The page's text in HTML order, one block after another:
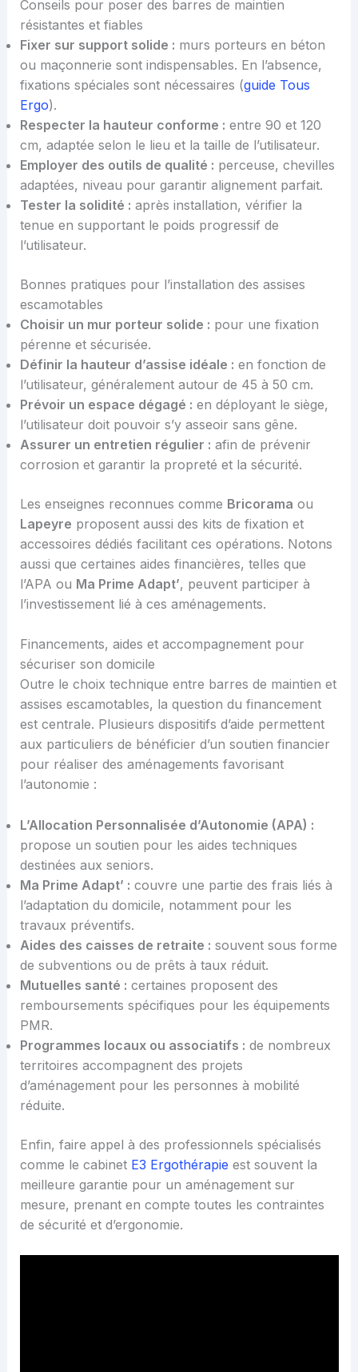
Conseils pour poser des barres de maintien
résistantes et fiables
Fixer sur support solide : murs porteurs en béton
ou maçonnerie sont indispensables. En l’absence,
fixations spéciales sont nécessaires (guide Tous
Ergo).
Respecter la hauteur conforme : entre 90 et 120
cm, adaptée selon le lieu et la taille de l’utilisateur.
Employer des outils de qualité : perceuse, chevilles
adaptées, niveau pour garantir alignement parfait.
Tester la solidité : après installation, vérifier la
tenue en supportant le poids progressif de
l’utilisateur.
Bonnes pratiques pour l’installation des assises
escamotables
Choisir un mur porteur solide : pour une fixation
pérenne et sécurisée.
Définir la hauteur d’assise idéale : en fonction de
l’utilisateur, généralement autour de 45 à 50 cm.
Prévoir un espace dégagé : en déployant le siège,
l’utilisateur doit pouvoir s’y asseoir sans gêne.
Assurer un entretien régulier : afin de prévenir
corrosion et garantir la propreté et la sécurité.
Les enseignes reconnues comme Bricorama ou
Lapeyre proposent aussi des kits de fixation et
accessoires dédiés facilitant ces opérations. Notons
aussi que certaines aides financières, telles que
l’APA ou Ma Prime Adapt’, peuvent participer à
l’investissement lié à ces aménagements.
Financements, aides et accompagnement pour
sécuriser son domicile
Outre le choix technique entre barres de maintien et
assises escamotables, la question du financement
est centrale. Plusieurs dispositifs d’aide permettent
aux particuliers de bénéficier d’un soutien financier
pour réaliser des aménagements favorisant
l’autonomie :
L’Allocation Personnalisée d’Autonomie (APA) :
propose un soutien pour les aides techniques
destinées aux seniors.
Ma Prime Adapt’ : couvre une partie des frais liés à
l’adaptation du domicile, notamment pour les
travaux préventifs.
Aides des caisses de retraite : souvent sous forme
de subventions ou de prêts à taux réduit.
Mutuelles santé : certaines proposent des
remboursements spécifiques pour les équipements
PMR.
Programmes locaux ou associatifs : de nombreux
territoires accompagnent des projets
d’aménagement pour les personnes à mobilité
réduite.
Enfin, faire appel à des professionnels spécialisés
comme le cabinet E3 Ergothérapie est souvent la
meilleure garantie pour un aménagement sur
mesure, prenant en compte toutes les contraintes
de sécurité et d’ergonomie.